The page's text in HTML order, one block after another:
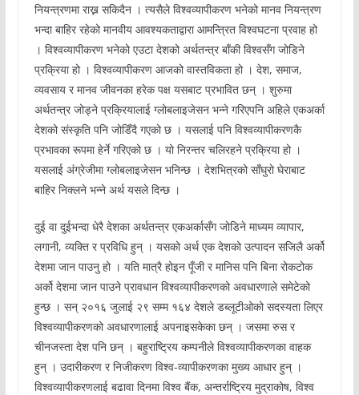
नियन्त्रणमा राख्न सकिदैन । त्यसैले विश्वव्यापीकरण भनेको मानव नियन्त्रण
भन्दा बाहिर रहेको मानवीय आवश्यकताद्वारा आमन्त्रित विश्वघटना प्रवाह हो
। विश्वव्यापीकरण भनेको एउटा देशको अर्थतन्त्र बाँकी विश्वसँग जोडिने
प्रक्रिया हो । विश्वव्यापीकरण आजको वास्तविकता हो । देश, समाज,
व्यवसाय र मानव जीवनका हरेक पक्ष यसबाट प्रभावित छन् । शुरुमा
अर्थतन्त्र जोड्ने प्रक्रियालाई ग्लोबलाइजेसन भन्ने गरिएपनि अहिले एकअर्का
देशको संस्कृति पनि जोडिँदै गएको छ । यसलाई पनि विश्वव्यापीकरणकै
प्रभावका रूपमा हेर्ने गरिएको छ । यो निरन्तर चलिरहने प्रक्रिया हो ।
यसलाई अंग्रेजीमा ग्लोबलाइजेसन भनिन्छ । देशभित्रको साँघुरो घेराबाट
बाहिर निक्लने भन्ने अर्थ यसले दिन्छ ।
दुई वा दुईभन्दा धेरै देशका अर्थतन्त्र एकअर्कासँग जोडिने माध्यम व्यापार,
लगानी, व्यक्ति र प्रविधि हुन् । यसको अर्थ एक देशको उत्पादन सजिलै अर्को
देशमा जान पाउनु हो । यति मात्रै होइन पूँजी र मानिस पनि बिना रोकटोक
अर्को देशमा जान पाउने प्रावधान विश्वव्यापीकरणको अवधारणाले समेटेको
हुन्छ । सन् २०१६ जुलाई २९ सम्म १६४ देशले डब्लूटीओको सदस्यता लिएर
विश्वव्यापीकरणको अवधारणालाई अपनाइसकेका छन् । जसमा रुस र
चीनजस्ता देश पनि छन् । बहुराष्ट्रिय कम्पनीले विश्वव्यापीकरणका वाहक
हुन् । उदारीकरण र निजीकरण विश्व-व्यापीकरणका मुख्य आधार हुन् ।
विश्वव्यापीकरणलाई बढावा दिनमा विश्व बैंक, अन्तर्राष्ट्रिय मुद्राकोष, विश्व